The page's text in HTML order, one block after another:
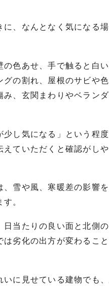
に、なんとなく気になる
の色あせ、手で触ると白い
グの割れ、屋根のサビや
み、玄関まわりやベラン
少し気になる」という程
えていただくと確認がし
、雪や風、寒暖差の影響
。
日当たりの良い面と北側
は劣化の出方が変わるこ
いに見せている建物でも